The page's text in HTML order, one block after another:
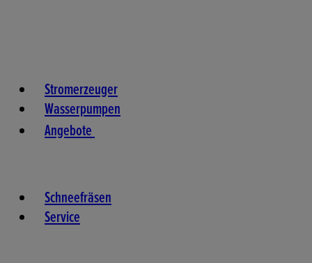
Stromerzeuger
Wasserpumpen
Angebote
Schneefräsen
Service